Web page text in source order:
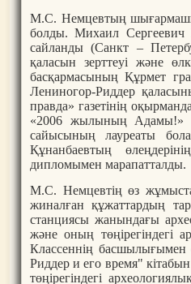
М.С. Немцевтың
болды. Михаил Сергеевич
сайланды (Санкт –
қаласын зерттеуі және
басқармасының Құрмет
Лениногор-Риддер
правда» газетінің
«2006 жылының Адамы!»
сайысының лауреаты
Құнанбаевтың
дипломымен марапатталды.
М.С. Немцевтің өз
жиналған құжаттардың
станциясы жанындағы
және оның төңірегіндегі
Классеннің басшылығымен
Риддер и его время"
төңірегіндегі